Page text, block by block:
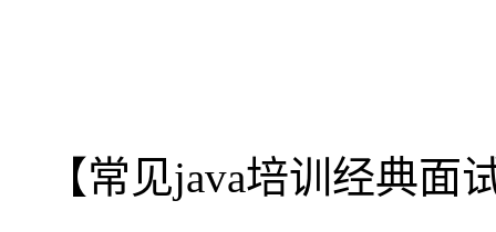
【常见java培训经典面